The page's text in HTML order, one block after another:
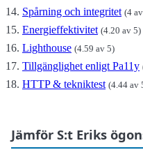
Spårning och integritet (4
Energieffektivitet (4.20 av 5)
Lighthouse (4.59 av 5)
Tillgänglighet enligt Pa11y
HTTP & tekniktest (4.44 av
Jämför S:t Eriks